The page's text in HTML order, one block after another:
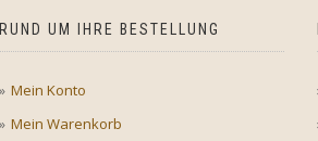
RUND UM IHRE BESTELLUNG
Mein Konto
Mein Warenkorb